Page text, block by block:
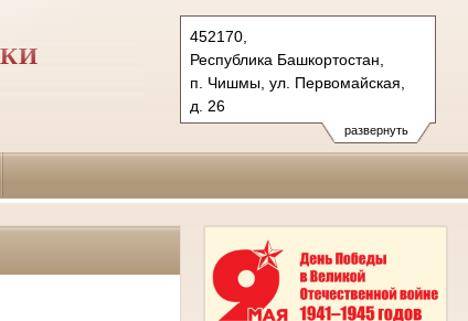
развернуть
452170,
Республика Башкортостан,
п. Чишмы, ул. Первомайская,
д. 26
Тел.: (34797) 2-28-43
chishmilinsky.bkr@sudrf.ru